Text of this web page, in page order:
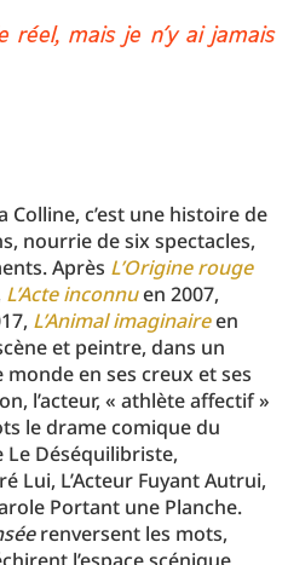
réel, mais je n’y ai jamais
Colline, c’est une histoire de
nourrie de six spectacles,
Après L’Origine rouge
L’Acte inconnuen 2007,
L’Animal imaginaireen
et peintre, dans un
en ses creux et ses
l’acteur, « athlète affectif »
le drame comique du
Le Déséquilibriste,
Lui, L’Acteur Fuyant Autrui,
Portant une Planche.
renversent les mots,